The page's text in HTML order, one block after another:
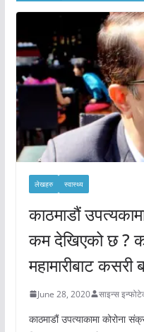
लेखहरु स्वास्थ्य
काठमाडौं
कम देखिएको छ ?
महामारीबाट
June 28, 2020 साइन्स
काठमाडौं उपत्याकामा कोरोना